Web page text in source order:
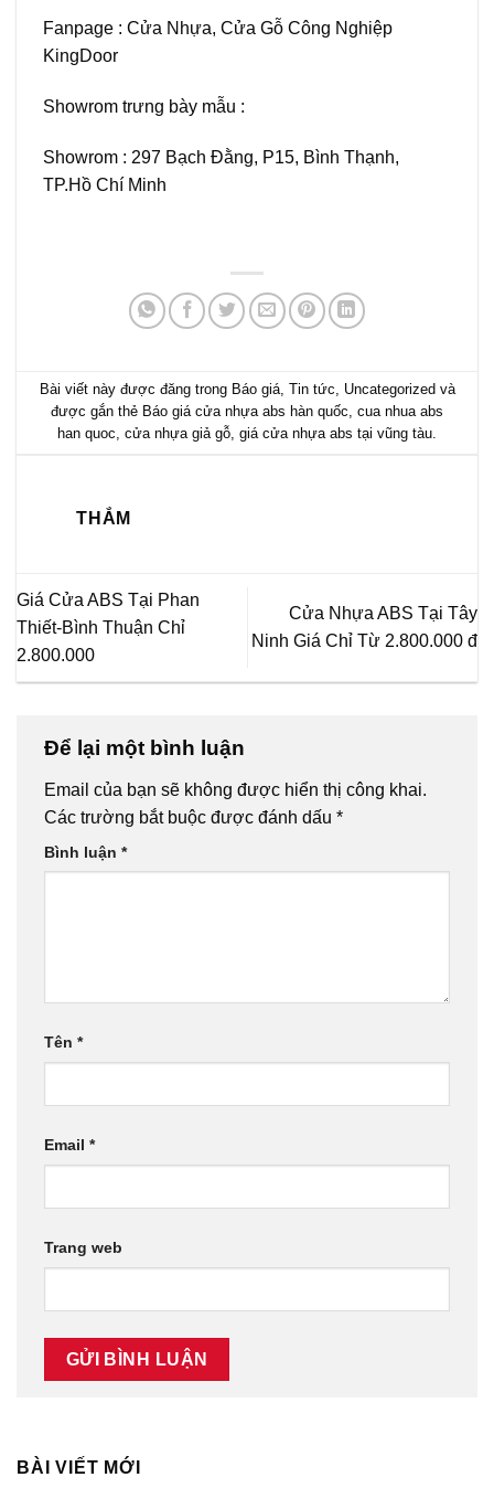
Fanpage : Cửa Nhựa, Cửa Gỗ Công Nghiệp
KingDoor
Showrom trưng bày mẫu :
Showrom : 297 Bạch Đằng, P15, Bình Thạnh,
TP.Hồ Chí Minh
Bài viết này được đăng trong Báo giá, Tin tức Uncategorized và
được gắn thẻ Báo giá cửa nhựa abs hàn quốc cua nhua abs
han quoc cửa nhựa giả gỗ giá cửa nhựa abs tại vũng tàu
THẮM
Giá Cửa ABS Tại Phan
Thiết-Bình Thuận Chỉ
2.800.000
Cửa Nhựa ABS Tại Tây
Ninh Giá Chỉ Từ 2.800.000 đ
Để lại một bình luận
Email của bạn sẽ không được hiển thị công khai.
Các trường bắt buộc được đánh dấu *
Bình luận *
Tên *
Email *
Trang web
BÀI VIẾT MỚI